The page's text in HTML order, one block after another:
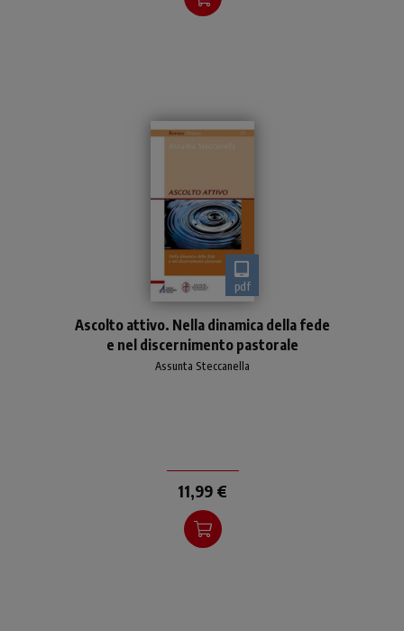
pdf
significa? Da dove viene
questa espressione? Che
cosa lo specifica rispetto
Ascolto attivo. Nella dinamica della fede
e nel discernimento pastorale
Assunta Steccanella
11,99 €